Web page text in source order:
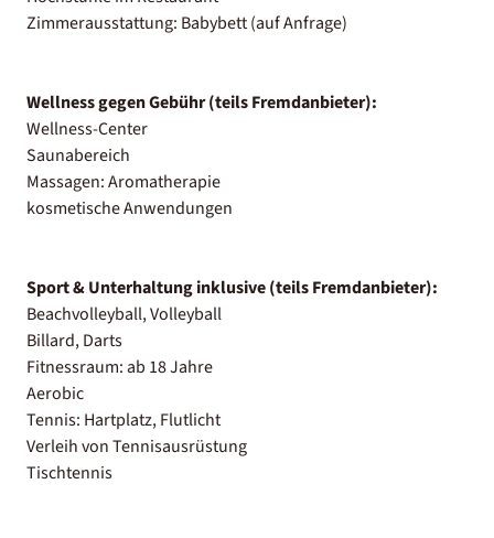
Zimmerausstattung: Babybett (auf Anfrage)
Wellness gegen Gebühr (teils Fremdanbieter):
Wellness-Center
Saunabereich
Massagen: Aromatherapie
kosmetische Anwendungen
Sport & Unterhaltung inklusive (teils Fremdanbieter):
Beachvolleyball, Volleyball
Billard, Darts
Fitnessraum: ab 18 Jahre
Aerobic
Tennis: Hartplatz, Flutlicht
Verleih von Tennisausrüstung
Tischtennis